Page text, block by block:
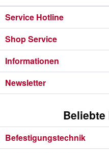
Service Hotline
Shop Service
Informationen
Newsletter
Befestigungstechnik